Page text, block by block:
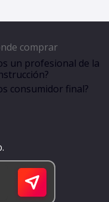
comprar
un profesional de la
consumidor final?